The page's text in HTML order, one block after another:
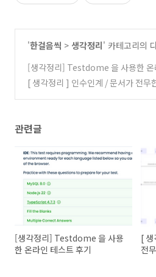
'한걸음씩 > 생각정리' 카테고리의
[생각정리] Testdome 을 사용한 온
후기 (1)
[ 생각정리 ] 인수인계 / 문서가 전무
관련글
[생각정리] Testdome 을 사용
한 온라인 테스트 후기
[ 생
전